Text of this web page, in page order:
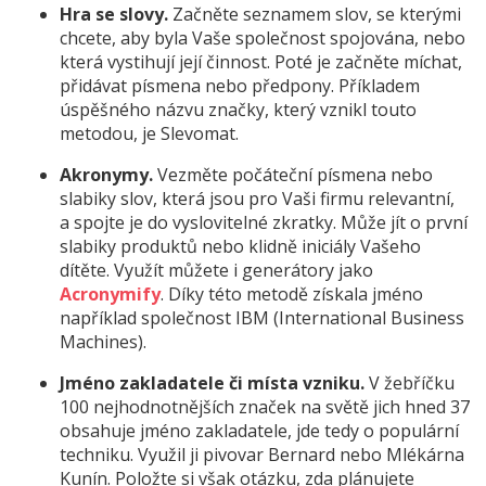
Hra se slovy. Začněte seznamem slov, se kterými
chcete, aby byla Vaše společnost spojována, nebo
která vystihují její činnost. Poté je začněte míchat,
přidávat písmena nebo předpony. Příkladem
úspěšného názvu značky, který vznikl touto
metodou, je Slevomat.
Akronymy.Vezměte počáteční písmena nebo
slabiky slov, která jsou pro Vaši firmu relevantní,
a spojte je do vyslovitelné zkratky. Může jít o první
slabiky produktů nebo klidně iniciály Vašeho
dítěte. Využít můžete i generátory jako
Acronymify. Díky této metodě získala jméno
například společnost IBM (International Business
Machines).
Jméno zakladatele či místa vzniku.V žebříčku
100 nejhodnotnějších značek na světě jich hned 37
obsahuje jméno zakladatele, jde tedy o populární
techniku. Využil ji pivovar Bernard nebo Mlékárna
Kunín. Položte si však otázku, zda plánujete